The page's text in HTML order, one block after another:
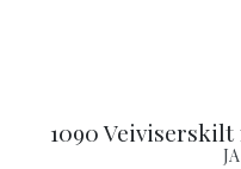
1090 Veiviserskilt